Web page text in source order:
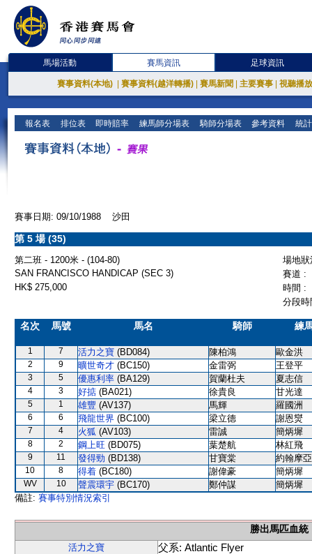
馬場活動 賽馬資訊 足球資訊
賽事資料(本地) 賽事資料(越洋轉播) 賽馬新聞 主要賽事 視聽播
報名表 排位表 即時賠率 練馬師分場表 騎師分場表 參考資料 統
賽事日期: 09/10/1988 沙田
第 5 場 (35)
第二班 - 1200米 - (104-80)
場地
SAN FRANCISCO HANDICAP (SEC 3)
賽道 :
HK$ 275,000
時間 :
分段
名次 馬號 馬名 騎師 練
1 7 活力之寶 (BD084) 陳柏鴻 歐金洪
2 9 曠世奇才 (BC150) 金雷弼 王登平
3 5 優惠利率 (BA129) 賀蘭杜夫 夏志信
4 3 好掂 (BA021) 徐貴良 甘光達
5 1 雄豐 (AV137) 馬輝 羅國洲
6 6 飛龍世界 (BC100) 梁立德 謝恩爕
7 4 火狐 (AV103) 雷誠 簡炳墀
8 2 鋼上旺 (BD075) 葉楚航 林紅飛
9 11 發得勁 (BD138) 甘寶棠 約翰摩亞
10 8 得着 (BC180) 謝偉豪 簡炳墀
WV 10 聲震環宇 (BC170) 鄭仲謀
簡炳墀
備註: 賽事特別情況索引
勝出馬匹血統
活力之寶
父系: Atlantic Flyer